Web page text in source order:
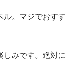
ル。マジでおすす
しみです。絶対に